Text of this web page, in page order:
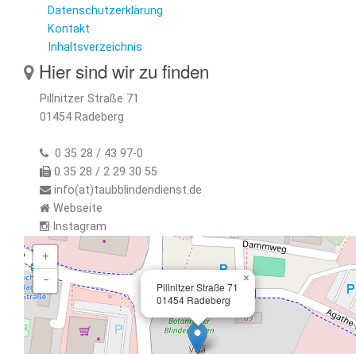
Datenschutzerklärung
Kontakt
Inhaltsverzeichnis
Hier sind wir zu finden
Pillnitzer Straße 71
01454 Radeberg
0 35 28 / 43 97-0
0 35 28 / 2 29 30 55
info(at)taubblindendienst.de
Webseite
Instagram
Pillnitzer Straße 71
01454 Radeberg
×
+
−